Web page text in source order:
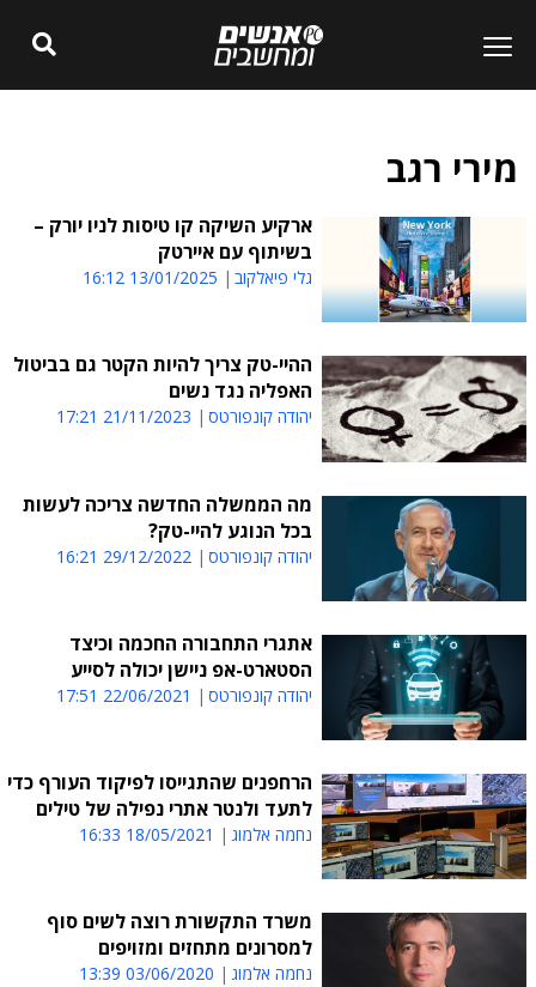
מירי רגב
ארקיע השיקה קו טיסות לניו יורק –
בשיתוף עם איירטק
גלי פיאלקוב 13/01/2025 16:12
ההיי-טק צריך להיות הקטר גם בביטול
האפליה נגד נשים
יהודה קונפורטס 21/11/2023 17:21
מה הממשלה החדשה צריכה לעשות
בכל הנוגע להיי-טק?
יהודה קונפורטס 29/12/2022 16:21
אתגרי התחבורה החכמה וכיצד
הסטארט-אפ ניישן יכולה לסייע
יהודה קונפורטס 22/06/2021 17:51
הרחפנים שהתגייסו לפיקוד העורף כדי
לתעד ולנטר אתרי נפילה של טילים
נחמה אלמוג 18/05/2021 16:33
משרד התקשורת רוצה לשים סוף
למסרונים מתחזים ומזויפים
נחמה אלמוג 03/06/2020 13:39